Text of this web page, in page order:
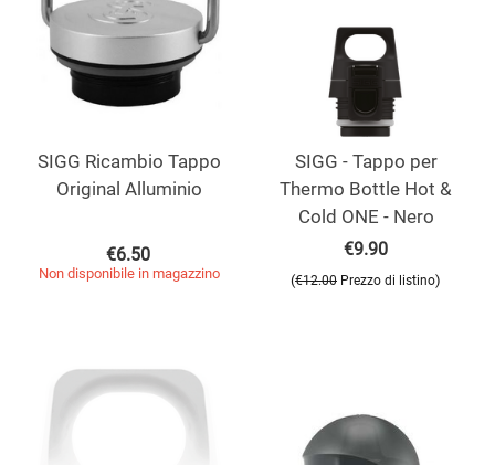
SIGG Ricambio Tappo
Original Alluminio
€6.50
Non disponibile in magazzino
SIGG - Tappo per
Thermo Bottle Hot &
Cold ONE - Nero
€9.90
(€12.00 Prezzo di listino)